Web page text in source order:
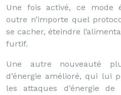
Une fois activé, ce mode
outre n’importe quel
se cacher, éteindre
furtif.
Une autre nouveauté
d’énergie amélioré, qui lui
les attaques d’énergie